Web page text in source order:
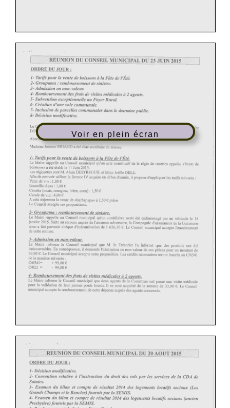
Voir en plein écran